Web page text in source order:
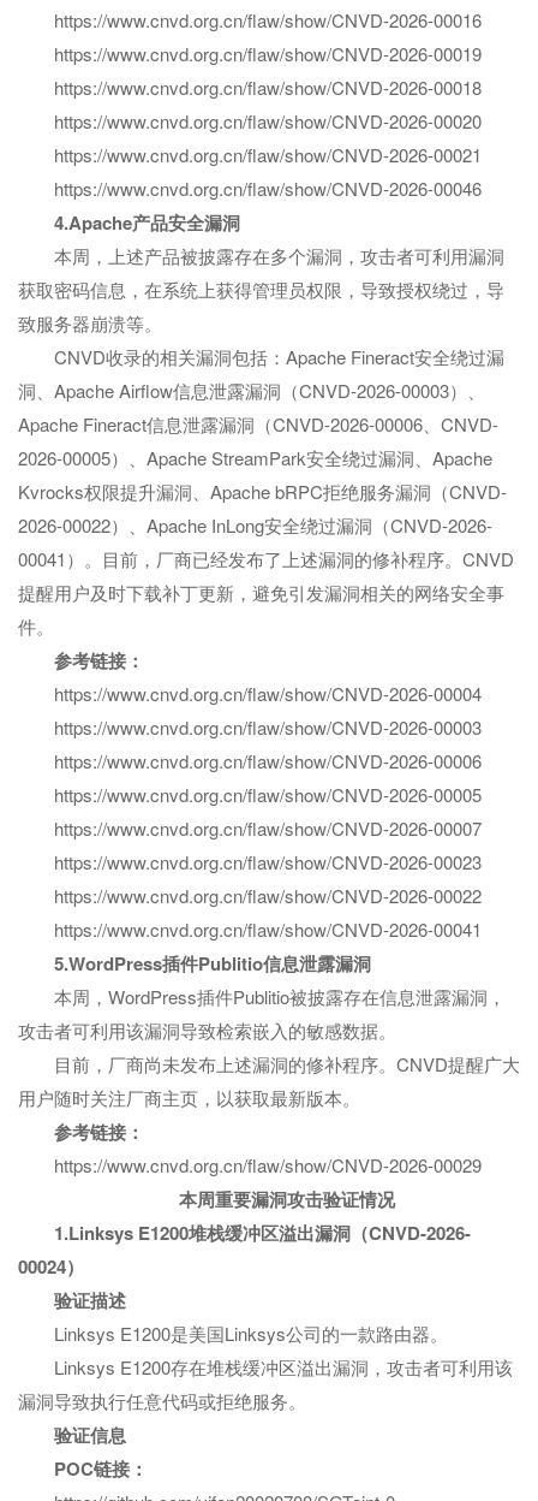
https://www.cnvd.org.cn/flaw/show/CNVD-2026-00016
https://www.cnvd.org.cn/flaw/show/CNVD-2026-00019
https://www.cnvd.org.cn/flaw/show/CNVD-2026-00018
https://www.cnvd.org.cn/flaw/show/CNVD-2026-00020
https://www.cnvd.org.cn/flaw/show/CNVD-2026-00021
https://www.cnvd.org.cn/flaw/show/CNVD-2026-00046
4.Apache产品安全漏洞
本周，上述产品被披露存在多个漏洞，攻击者可利用漏洞
获取密码信息，在系统上获得管理员权限，导致授权绕过，导
致服务器崩溃等。
CNVD收录的相关漏洞包括：Apache Fineract安全绕过漏
洞、Apache Airflow信息泄露漏洞（CNVD-2026-00003）、
Apache Fineract信息泄露漏洞（CNVD-2026-00006、CNVD-
2026-00005）、Apache StreamPark安全绕过漏洞、Apache
Kvrocks权限提升漏洞、Apache bRPC拒绝服务漏洞（CNVD-
2026-00022）、Apache InLong安全绕过漏洞（CNVD-2026-
00041）。目前，厂商已经发布了上述漏洞的修补程序。CNVD
提醒用户及时下载补丁更新，避免引发漏洞相关的网络安全事
件。
参考链接：
https://www.cnvd.org.cn/flaw/show/CNVD-2026-00004
https://www.cnvd.org.cn/flaw/show/CNVD-2026-00003
https://www.cnvd.org.cn/flaw/show/CNVD-2026-00006
https://www.cnvd.org.cn/flaw/show/CNVD-2026-00005
https://www.cnvd.org.cn/flaw/show/CNVD-2026-00007
https://www.cnvd.org.cn/flaw/show/CNVD-2026-00023
https://www.cnvd.org.cn/flaw/show/CNVD-2026-00022
https://www.cnvd.org.cn/flaw/show/CNVD-2026-00041
5.WordPress插件Publitio信息泄露漏洞
本周，WordPress插件Publitio被披露存在信息泄露漏洞，
攻击者可利用该漏洞导致检索嵌入的敏感数据。
目前，厂商尚未发布上述漏洞的修补程序。CNVD提醒广大
用户随时关注厂商主页，以获取最新版本。
参考链接：
https://www.cnvd.org.cn/flaw/show/CNVD-2026-00029
本周重要漏洞攻击验证情况
1.Linksys E1200堆栈缓冲区溢出漏洞（CNVD-2026-
00024）
验证描述
Linksys E1200是美国Linksys公司的一款路由器。
Linksys E1200存在堆栈缓冲区溢出漏洞，攻击者可利用该
漏洞导致执行任意代码或拒绝服务。
验证信息
POC链接：